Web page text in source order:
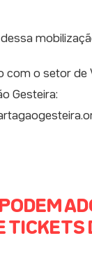
com o setor de
Gesteira:
TICKETS